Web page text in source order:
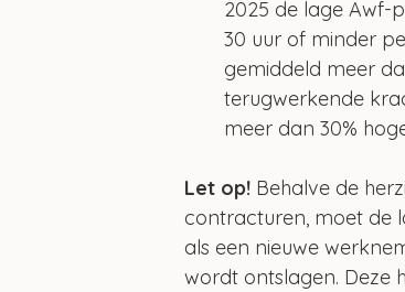
2025 de lage Awf-
30 uur of minder
gemiddeld meer
terugwerkende
meer dan 30%
Let op! Behalve de
contracturen, moet de
als een nieuwe
wordt ontslagen. Deze